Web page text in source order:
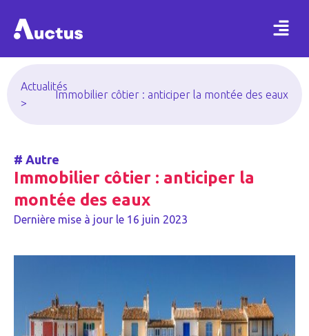
Actualités
>
Immobilier côtier : anticiper la montée des eaux
# Autre
Immobilier côtier : anticiper la
montée des eaux
Dernière mise à jour le 16 juin 2023